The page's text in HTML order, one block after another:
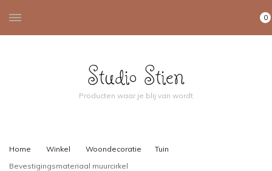
0
Studio Stien
Producten waar je blij van wordt
Home Winkel Woondecoratie
Tuin
Bevestigingsmateriaal muurcirkel